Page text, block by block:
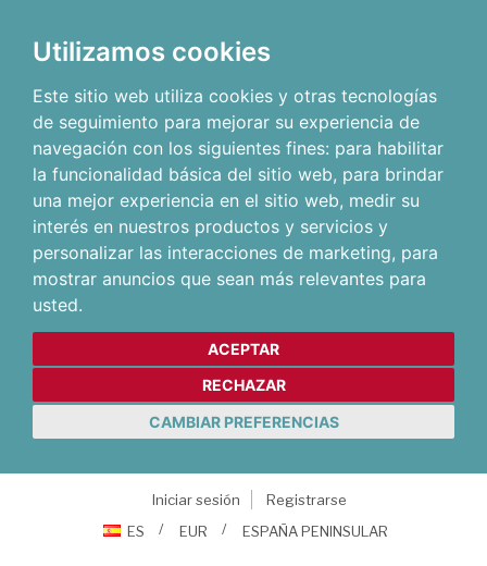
Utilizamos cookies
Este sitio web utiliza cookies y otras tecnologías
de seguimiento para mejorar su experiencia de
navegación con los siguientes fines: para habilitar
la funcionalidad básica del sitio web, para brindar
una mejor experiencia en el sitio web, medir su
interés en nuestros productos y servicios y
personalizar las interacciones de marketing, para
mostrar anuncios que sean más relevantes para
usted.
ACEPTAR
RECHAZAR
CAMBIAR PREFERENCIAS
Iniciar sesión
Registrarse
ES
EUR ESPAÑA PENINSULAR